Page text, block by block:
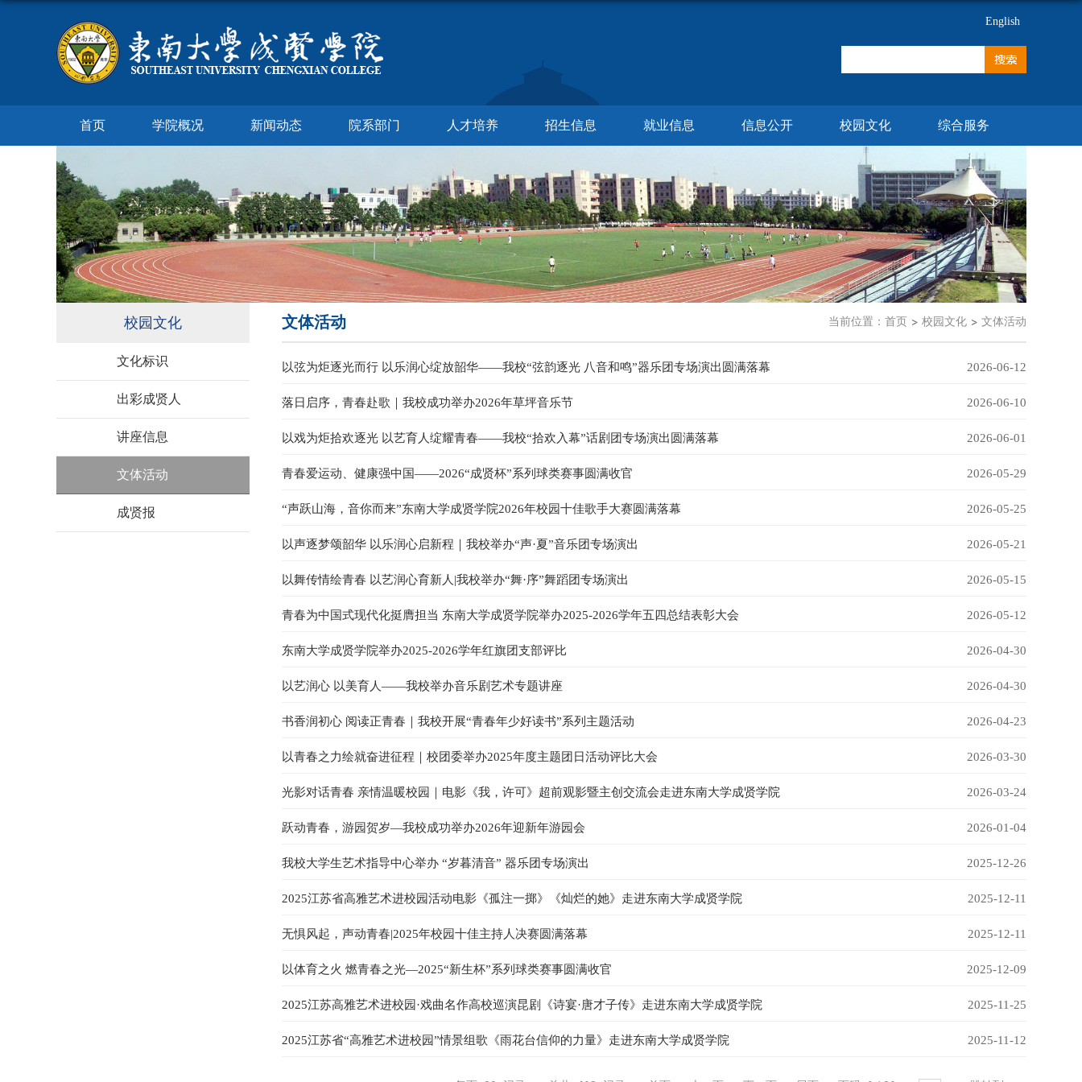
English
首页 学院概况 新闻动态 院系部门 人才培养 招生信息 就业信息 信息公开 校园文化 综合服务
校园文化
文化标识
出彩成贤人
讲座信息
文体活动
成贤报
文体活动 当前位置： 首页 校园文化 文体活动
以弦为炬逐光而行 以乐润心绽放韶华——我校“弦韵逐光 八音和鸣”器乐团专场演出圆满落幕 2026-06-12
落日启序，青春赴歌｜我校成功举办2026年草坪音乐节 2026-06-10
以戏为炬拾欢逐光 以艺育人绽耀青春——我校“拾欢入幕”话剧团专场演出圆满落幕 2026-06-01
青春爱运动、健康强中国——2026“成贤杯”系列球类赛事圆满收官 2026-05-29
“声跃山海，音你而来”东南大学成贤学院2026年校园十佳歌手大赛圆满落幕 2026-05-25
以声逐梦颂韶华 以乐润心启新程｜我校举办“声·夏”音乐团专场演出 2026-05-21
以舞传情绘青春 以艺润心育新人|我校举办“舞·序”舞蹈团专场演出 2026-05-15
青春为中国式现代化挺膺担当 东南大学成贤学院举办2025-2026学年五四总结表彰大会 2026-05-12
东南大学成贤学院举办2025-2026学年红旗团支部评比 2026-04-30
以艺润心 以美育人——我校举办音乐剧艺术专题讲座 2026-04-30
书香润初心 阅读正青春｜我校开展“青春年少好读书”系列主题活动 2026-04-23
以青春之力绘就奋进征程｜校团委举办2025年度主题团日活动评比大会 2026-03-30
光影对话青春 亲情温暖校园｜电影《我，许可》超前观影暨主创交流会走进东南大学成贤学院 2026-03-24
跃动青春，游园贺岁—我校成功举办2026年迎新年游园会 2026-01-04
我校大学生艺术指导中心举办 “岁暮清音” 器乐团专场演出 2025-12-26
2025江苏省高雅艺术进校园活动电影《孤注一掷》《灿烂的她》走进东南大学成贤学院 2025-12-11
无惧风起，声动青春|2025年校园十佳主持人决赛圆满落幕 2025-12-11
以体育之火 燃青春之光—2025“新生杯”系列球类赛事圆满收官 2025-12-09
2025江苏高雅艺术进校园·戏曲名作高校巡演昆剧《诗宴·唐才子传》走进东南大学成贤学院 2025-11-25
2025江苏省“高雅艺术进校园”情景组歌《雨花台信仰的力量》走进东南大学成贤学院 2025-11-12